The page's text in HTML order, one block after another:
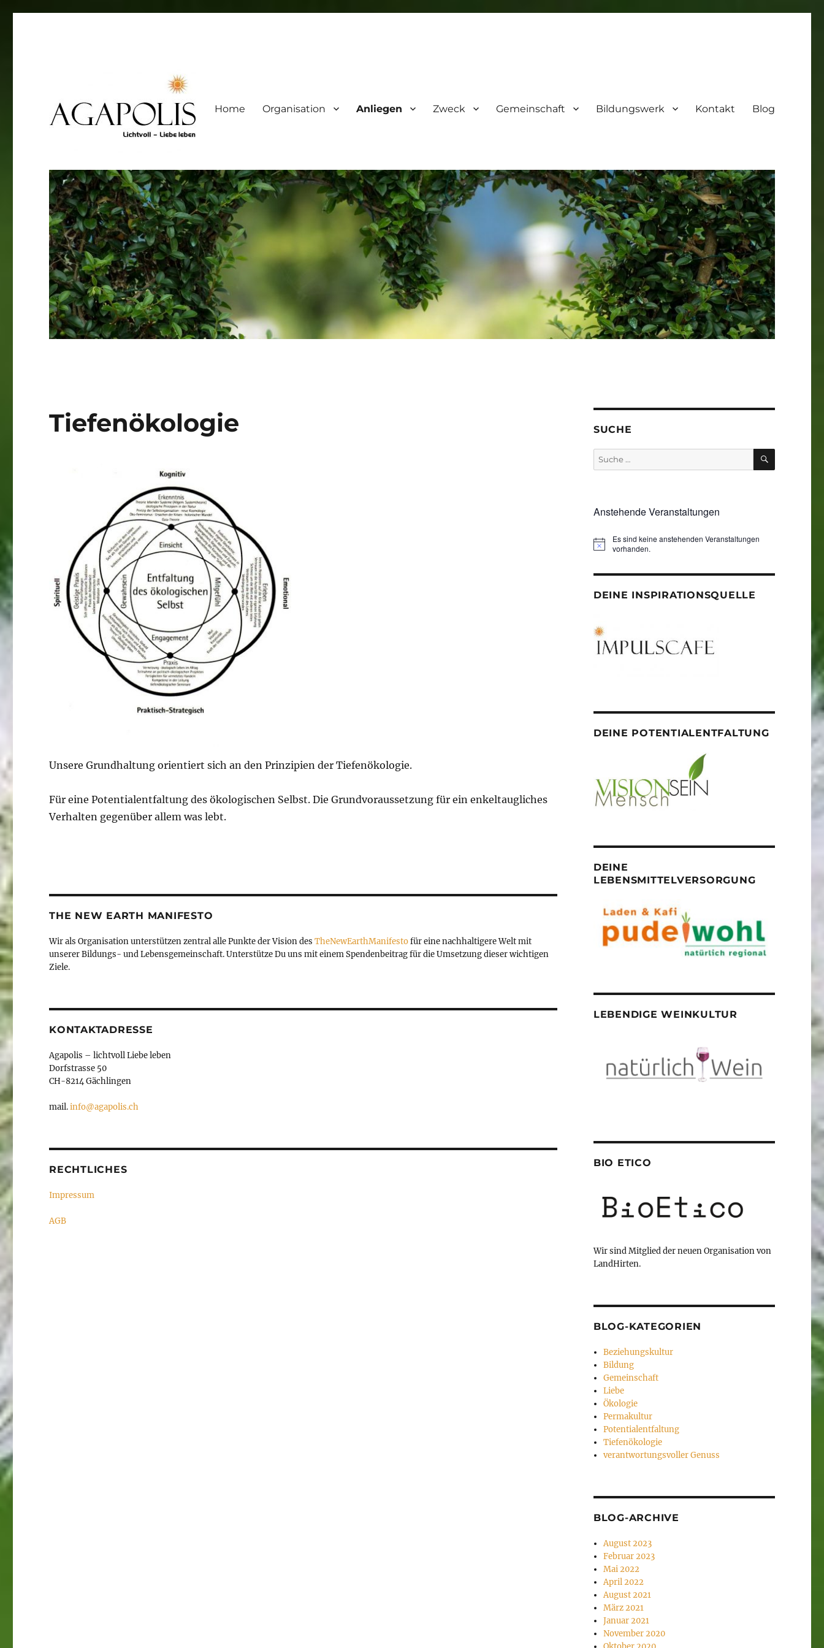
Home Organisation Anliegen Zweck Gemeinschaft Bildungswerk Kontakt Blog
Tiefenökologie
Unsere Grundhaltung orientiert sich an den Prinzipien der Tiefenökologie.
Für eine Potentialentfaltung des ökologischen Selbst. Die Grundvoraussetzung für ein enkeltaugliches
Verhalten gegenüber allem was lebt.
THE NEW EARTH MANIFESTO
Wir als Organisation unterstützen zentral alle Punkte der Vision desTheNewEarthManifestofür eine nachhaltigere Welt mit
unserer Bildungs- und Lebensgemeinschaft. Unterstütze Du uns mit einem Spendenbeitrag für die Umsetzung dieser wichtigen
Ziele.
KONTAKTADRESSE
Agapolis – lichtvoll Liebe leben
Dorfstrasse 50
CH-8214 Gächlingen
mail.info@agapolis.ch
RECHTLICHES
Impressum
AGB
SUCHE
Suche
nach:
SUCHEN
Anstehende Veranstaltungen
Es sind keine anstehenden Veranstaltungen
vorhanden.
DEINE INSPIRATIONSQUELLE
DEINE POTENTIALENTFALTUNG
DEINE
LEBENSMITTELVERSORGUNG
LEBENDIGE WEINKULTUR
BIO ETICO
Wir sind Mitglied der neuen Organisation von
LandHirten.
BLOG-KATEGORIEN
Beziehungskultur
Bildung
Gemeinschaft
Liebe
Ökologie
Permakultur
Potentialentfaltung
Tiefenökologie
verantwortungsvoller Genuss
BLOG-ARCHIVE
August 2023
Februar 2023
Mai 2022
April 2022
August 2021
März 2021
Januar 2021
November 2020